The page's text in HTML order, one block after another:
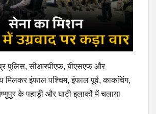
पुलिस, सीआरपीएफ, बीएसएफ और
मिलकर इंफाल पश्चिम, इंफाल पूर्व, काकचिंग,
के पहाड़ी और घाटी इलाकों में चलाया